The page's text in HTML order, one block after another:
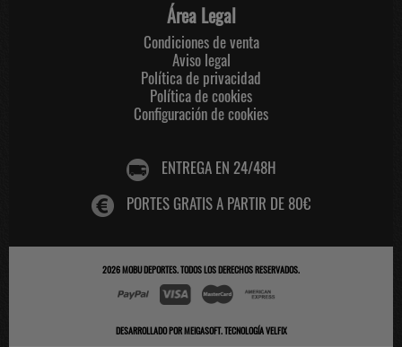
Área Legal
Condiciones de venta
Aviso legal
Política de privacidad
Política de cookies
Configuración de cookies
ENTREGA EN 24/48H
PORTES GRATIS A PARTIR DE 80€
2026MOBU DEPORTES. TODOS LOS DERECHOS RESERVADOS.
DESARROLLADO PORMEIGASOFT.TECNOLOGÍA VELFIX